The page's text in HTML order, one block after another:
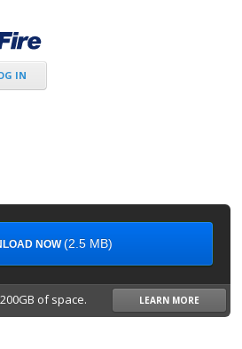
IN
of space. LEARN MORE
NOW(2.5 MB)